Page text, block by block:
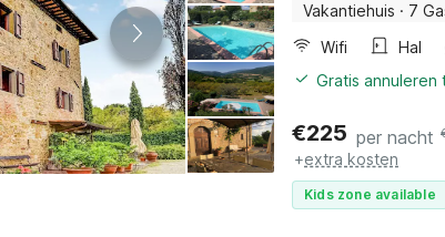
Vakantiehuis · 7
Wifi
Hal
Gratis
€225 per nacht
+extra kosten
Kids zone available